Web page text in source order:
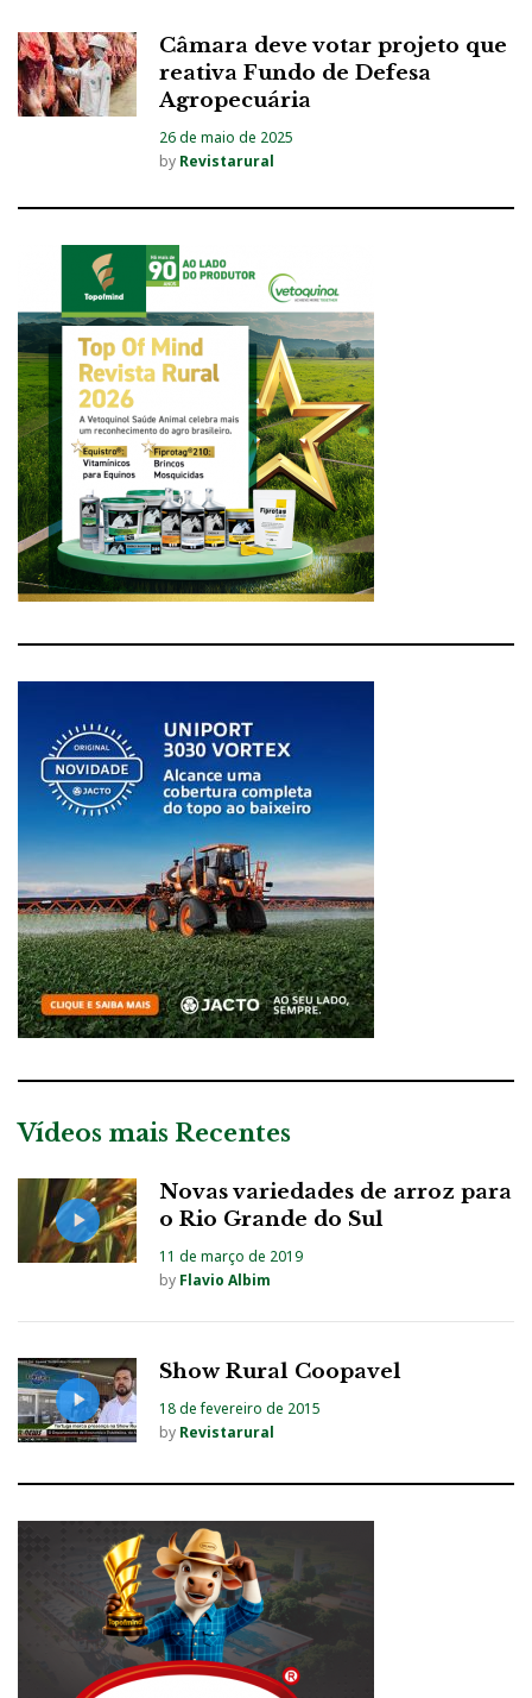
Câmara deve votar projeto que
reativa Fundo de Defesa
Agropecuária
26 de maio de 2025
by Revistarural
Vídeos mais Recentes
Novas variedades de arroz para
o Rio Grande do Sul
11 de março de 2019
by Flavio Albim
Show Rural Coopavel
18 de fevereiro de 2015
by Revistarural